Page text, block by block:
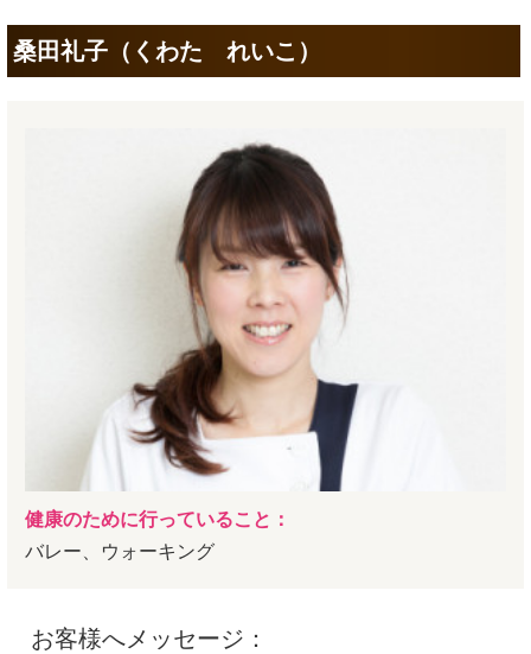
桑田礼子（くわた れいこ）
健康のために行っていること：
バレー、ウォーキング
お客様へメッセージ：